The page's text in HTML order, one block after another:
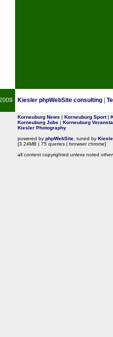
Kiesler phpWebSite consulting
Korneuburg News | Korneuburg Sport|
Korneuburg Jobs | Korneuburg
Kiesler Photography
powered by phpWebSite , tuned by
[3.24MB | 75 queries | browser chrome]
all content copyrighted unless noted